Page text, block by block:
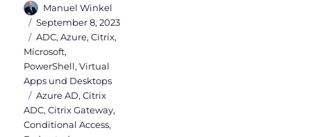
Autor
Manuel Winkel
Veröffentlicht
am
September 8, 2023
Kategorien
ADC,Azure,Citrix,
Microsoft,
PowerShell,Virtual
Apps und Desktops
Schlagwörter
Azure AD,Citrix
ADC,Citrix Gateway,
Conditional Access,